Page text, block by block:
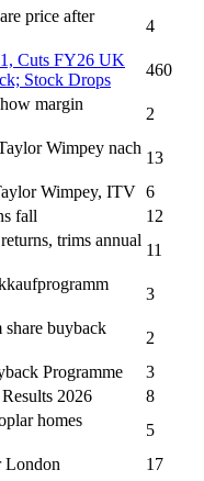
price after
4
Cuts FY26 UK
Stock Drops
460
margin
2
Wimpey nach
13
Wimpey, ITV 6
fall
12
trims annual
11
3
share buyback
2
Programme
3
2026
8
homes
5
London
17